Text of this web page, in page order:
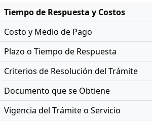
Tiempo de Respuesta y Costos
Costo y Medio de Pago
Plazo o Tiempo de Respuesta
Criterios de Resolución del Trámite
Documento que se Obtiene
Vigencia del Trámite o Servicio